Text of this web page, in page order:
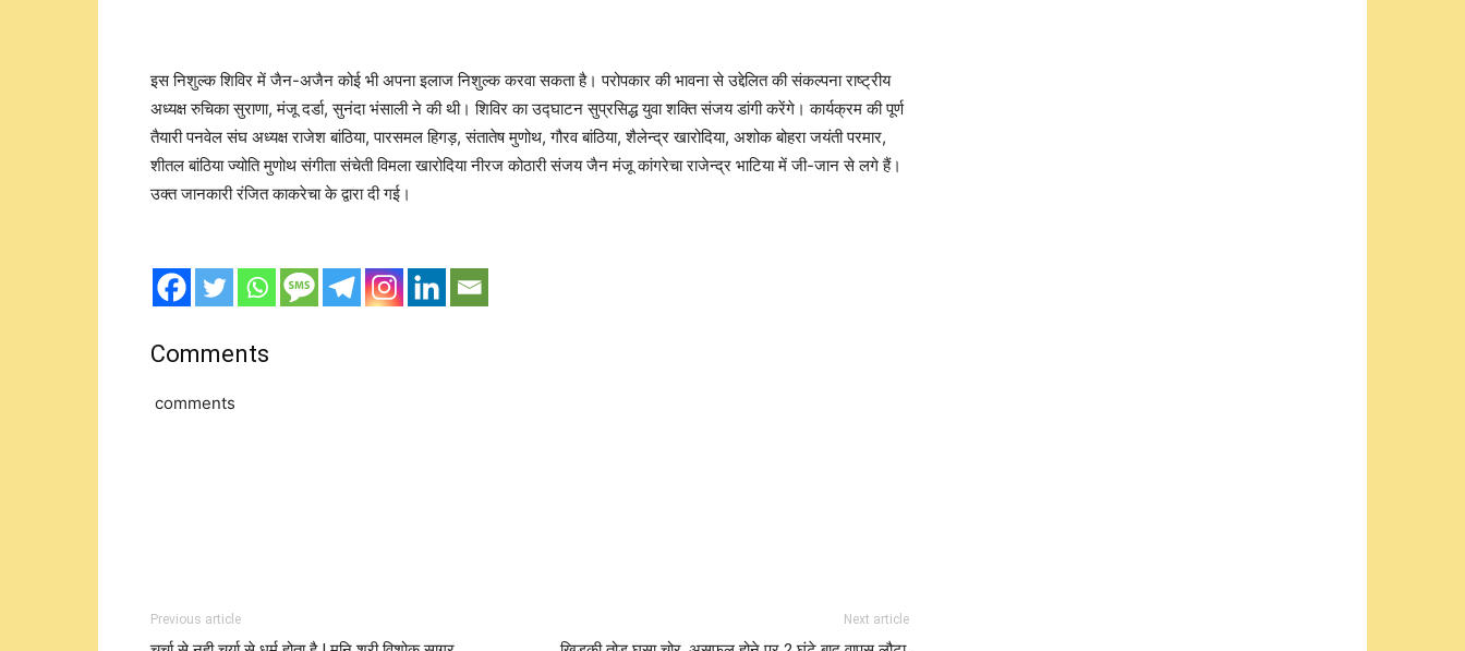
इस निशुल्क शिविर में जैन-अजैन कोई भी अपना इलाज निशुल्क करवा सकता है। परोपकार की भावना से उद्देलित की संकल्पना राष्ट्रीय
अध्यक्ष रुचिका सुराणा, मंजू दर्डा, सुनंदा भंसाली ने की थी। शिविर का उद्घाटन सुप्रसिद्ध युवा शक्ति संजय डांगी करेंगे। कार्यक्रम की पूर्ण
तैयारी पनवेल संघ अध्यक्ष राजेश बांठिया, पारसमल हिगड़, संतातेष मुणोथ, गौरव बांठिया, शैलेन्द्र खारोदिया, अशोक बोहरा जयंती परमार,
शीतल बांठिया ज्योति मुणोथ संगीता संचेती विमला खारोदिया नीरज कोठारी संजय जैन मंजू कांगरेचा राजेन्द्र भाटिया में जी-जान से लगे हैं।
उक्त जानकारी रंजित काकरेचा के द्वारा दी गई।
Comments
comments
Previous article Next article